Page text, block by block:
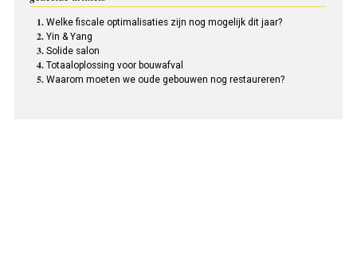
Welke fiscale optimalisaties zijn nog mogelijk dit jaar?
Yin & Yang
Solide salon
Totaal­oplossing voor bouwafval
Waarom moeten we oude gebouwen nog restaureren?